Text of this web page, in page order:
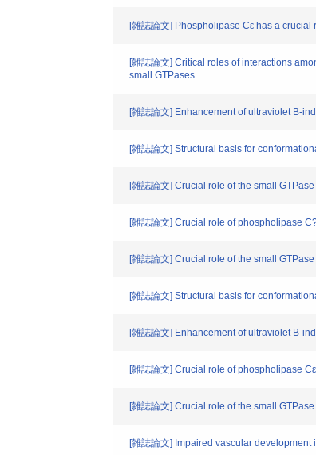
[雑誌論文] Phospholipase Cε has a
[雑誌論文] Critical roles of interactions
small GTPases
[雑誌論文] Enhancement of ultraviolet B-
[雑誌論文] Structural basis for
[雑誌論文] Crucial role of the small
[雑誌論文] Crucial role of phospholipase
[雑誌論文] Crucial role of the small
[雑誌論文] Structural basis for
[雑誌論文] Enhancement of ultraviolet B-
[雑誌論文] Crucial role of phospholipase
[雑誌論文] Crucial role of the small
[雑誌論文] Impaired vascular